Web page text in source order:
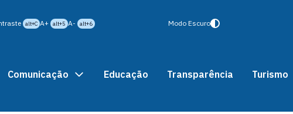
alt+C A+ alt+5 A- alt+6 Modo Escuro
Comunicação Educação Transparência Turismo